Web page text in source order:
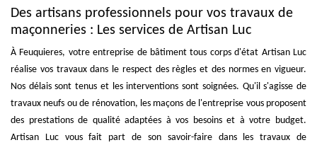
Des artisans professionnels pour vos travaux de
maçonneries : Les services de Artisan Luc
À Feuquieres, votre entreprise de bâtiment tous corps d'état Artisan Luc
réalise vos travaux dans le respect des règles et des normes en vigueur.
Nos délais sont tenus et les interventions sont soignées. Qu'il s'agisse de
travaux neufs ou de rénovation, les maçons de l'entreprise vous proposent
des prestations de qualité adaptées à vos besoins et à votre budget.
Artisan Luc vous fait part de son savoir-faire dans les travaux de